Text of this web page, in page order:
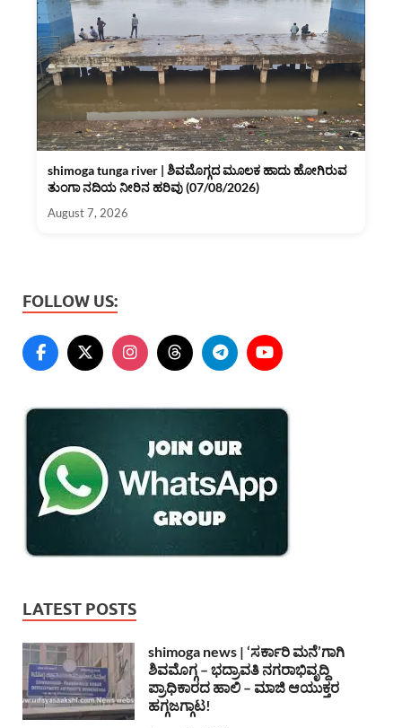
shimoga tunga river | ಶಿವಮೊಗ್ಗದ ಮೂಲಕ ಹಾದು ಹೋಗಿರುವ
ತುಂಗಾ ನದಿಯ ನೀರಿನ ಹರಿವು (07/08/2026)
August 7, 2026
FOLLOW US:
LATEST POSTS
shimoga news | ‘ಸರ್ಕಾರಿ ಮನೆ’ಗಾಗಿ
ಶಿವಮೊಗ್ಗ – ಭದ್ರಾವತಿ ನಗರಾಭಿವೃದ್ದಿ
ಪ್ರಾಧಿಕಾರದ ಹಾಲಿ – ಮಾಜಿ ಆಯುಕ್ತರ
ಹಗ್ಗಜಗ್ಗಾಟ!